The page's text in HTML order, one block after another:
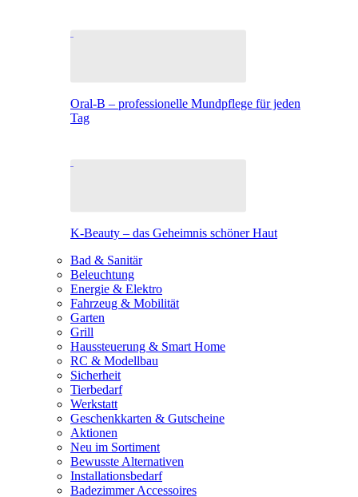
Oral-B – professionelle Mundpflege für jeden
Tag
K-Beauty – das Geheimnis schöner Haut
Bad & Sanitär
Beleuchtung
Energie & Elektro
Fahrzeug & Mobilität
Garten
Grill
Haussteuerung & Smart Home
RC & Modellbau
Sicherheit
Tierbedarf
Werkstatt
Geschenkkarten & Gutscheine
Aktionen
Neu im Sortiment
Bewusste Alternativen
Installationsbedarf
Badezimmer Accessoires